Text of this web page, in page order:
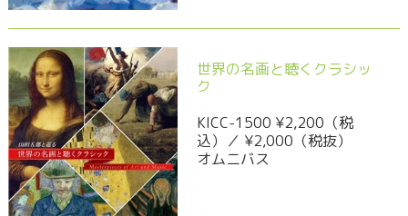
世界の名画と聴くクラシッ
ク
KICC-1500 ¥2,200（税
込）／ ¥2,000（税抜）
オムニバス